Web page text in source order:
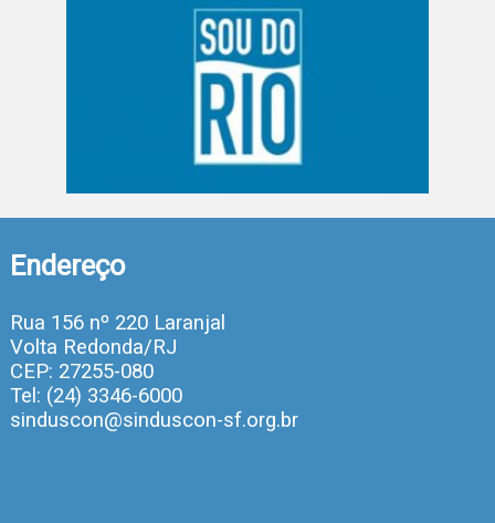
Endereço
Rua 156 nº 220 Laranjal
Volta Redonda/RJ
CEP: 27255-080
Tel: (24) 3346-6000
sinduscon@sinduscon-sf.org.br